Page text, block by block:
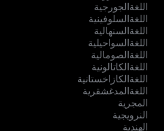
اللغةالجورجية
اللغةالسلوفينية
اللغةالسنهالية
اللغةالسواحيلية
اللغةالصومالية
اللغةالكاتالونية
اللغةالكازاخستانية
اللغةالمدغشقرية
المجرية
النرويجية
الهندية